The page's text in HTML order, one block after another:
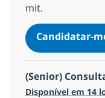
mit.
Candidatar-
(Senior)
Disponível em 14